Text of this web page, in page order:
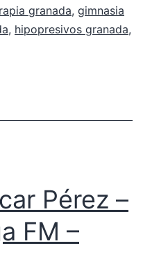
granada, gimnasia
, hipopresivos granada,
Pérez –
FM –